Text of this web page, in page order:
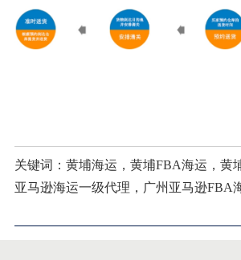
关键词：黄埔海运，黄埔FBA海运，黄
亚马逊海运一级代理，广州亚马逊FBA